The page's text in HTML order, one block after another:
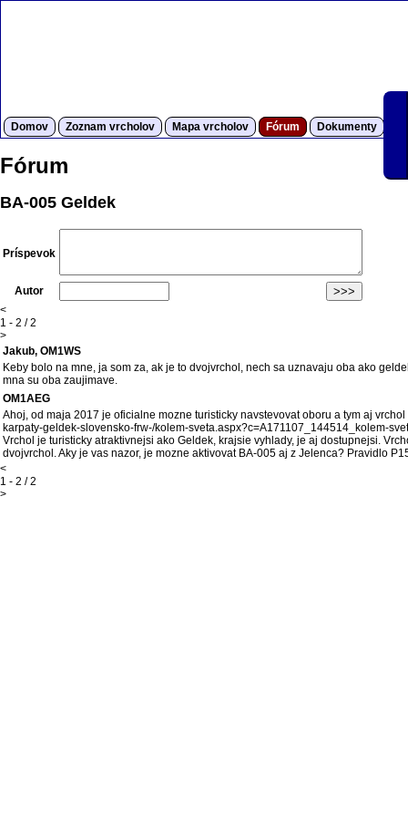
Domov Zoznam vrcholov Mapa vrcholov Fórum Dokumenty
Fórum
BA-005 Geldek
Príspevok
Autor
<
1 - 2 / 2
>
Jakub, OM1WS
Keby bolo na mne, ja som za, ak je to dvojvrchol, nech sa uznavaju oba ako
mna su oba zaujimave.
OM1AEG
Ahoj, od maja 2017 je oficialne mozne turisticky navstevovat oboru a tym aj
karpaty-geldek-slovensko-frw-/kolem-sveta.aspx?c=A171107_144514_kolem-
Vrchol je turisticky atraktivnejsi ako Geldek, krajsie vyhlady, je aj dostupnejsi.
dvojvrchol. Aky je vas nazor, je mozne aktivovat BA-005 aj z Jelenca? Pravidlo
<
1 - 2 / 2
>